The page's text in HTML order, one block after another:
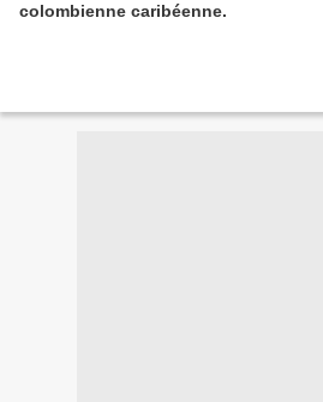
colombienne caribéenne.